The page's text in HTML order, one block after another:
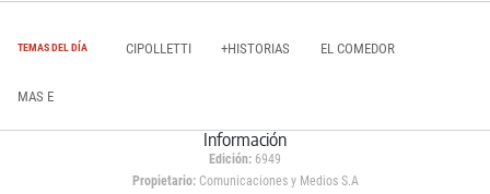
TEMAS DEL DÍA CIPOLLETTI +HISTORIAS EL COMEDOR
MAS E
Información
Edición: 6949
Propietario:Comunicaciones y Medios S.A